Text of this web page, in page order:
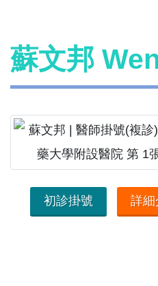
蘇文邦
初診掛號 詳細